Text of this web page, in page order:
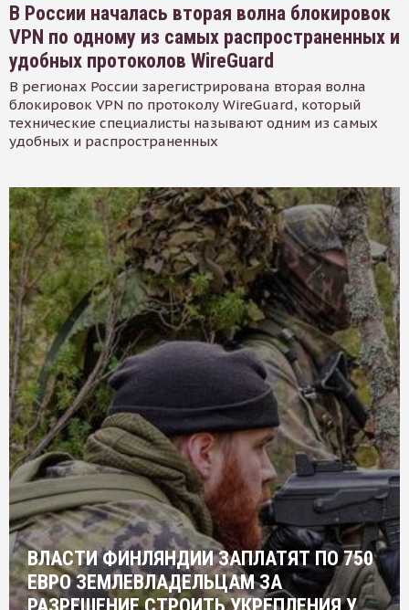
В России началась вторая волна блокировок
VPN по одному из самых распространенных и
удобных протоколов WireGuard
В регионах России зарегистрирована вторая волна
блокировок VPN по протоколу WireGuard, который
технические специалисты называют одним из самых
удобных и распространенных
ВЛАСТИ ФИНЛЯНДИИ ЗАПЛАТЯТ ПО 750
ЕВРО ЗЕМЛЕВЛАДЕЛЬЦАМ ЗА